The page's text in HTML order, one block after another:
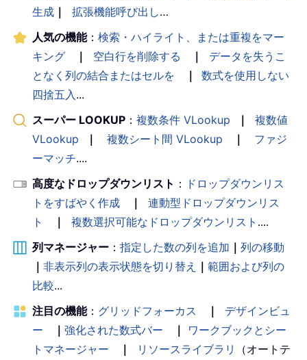
生成 ｜ 拡張機能呼び出し…
人気の機能： 検索・ハイライト、または重複をマー
キング
｜ 空白行を削除する ｜
データを失うこ
となく列の結合またはセルを
｜
数式を使用しない
四捨五入 ...
スーパー LOOKUP ： 複数条件 VLookup ｜
複数値
VLookup
｜ 複数シート間 VLookup ｜
ファジ
ーマッチ....
高度なドロップダウンリスト ： ドロップダウンリス
トをすばやく作成
｜
連動型ドロップダウンリス
ト
｜ 複数選択可能なドロップダウンリスト ....
列マネージャー ： 指定した数の列を追加 ｜ 列の移動
｜ 非表示列の表示状態を切り替え ｜ 範囲および列の
比較...
注目の機能： グリッドフォーカス ｜
デザインビュ
ー
｜ 強化された数式バー ｜
ワークブックとシー
トマネージャー
｜ リソースライブラリ
（オートテ